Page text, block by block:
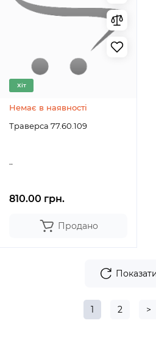
Хіт
Немає в наявності
Траверса 77.60.109
..
810.00 грн.
Продано
1 2 >